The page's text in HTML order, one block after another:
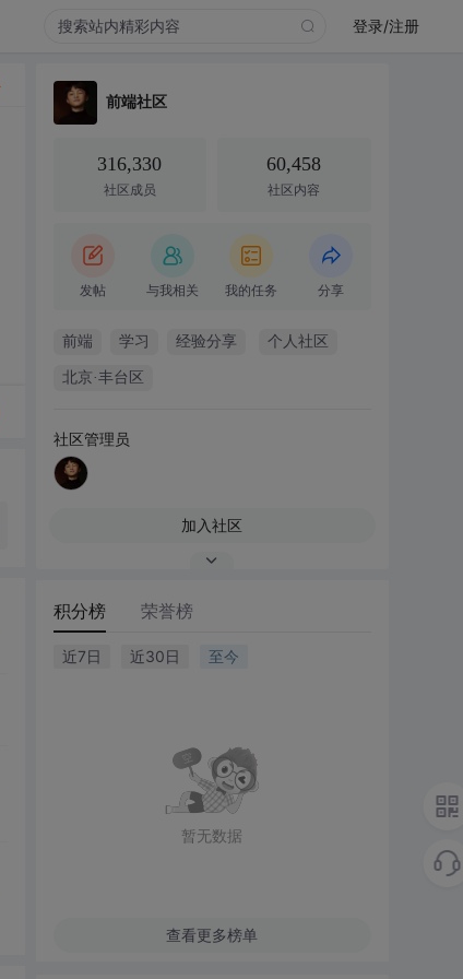
登录/注册
前端社区
316,330
社区成员
60,458
社区内容
发帖 与我相关 我的任务 分享
前端 学习 经验分享 个人社区
北京·丰台区
社区管理员
加入社区
积分榜 荣誉榜
近7日 近30日 至今
暂无数据
查看更多榜单